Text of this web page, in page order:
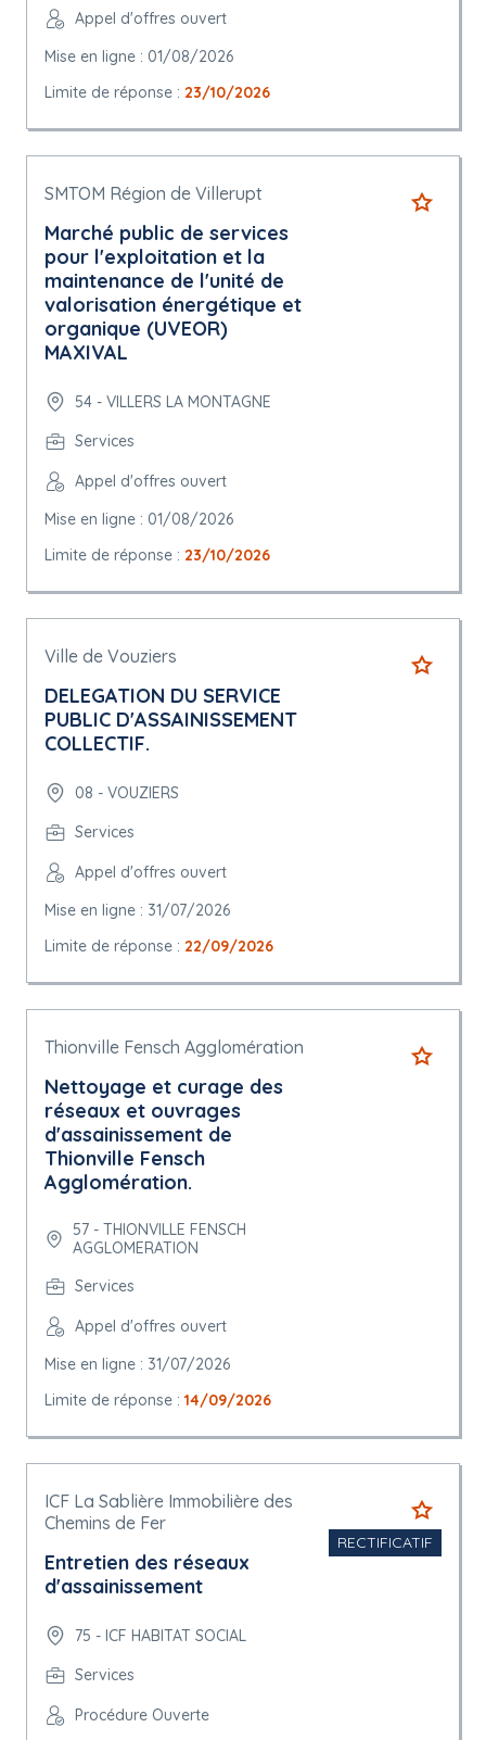
Appel d'offres ouvert
Mise en ligne : 01/08/2026
Limite de réponse : 23/10/2026
SMTOM Région de Villerupt
Marché public de services
pour l'exploitation et la
maintenance de l'unité de
valorisation énergétique et
organique (UVEOR)
MAXIVAL
54 - VILLERS LA MONTAGNE
Services
Appel d'offres ouvert
Mise en ligne : 01/08/2026
Limite de réponse : 23/10/2026
Ville de Vouziers
DELEGATION DU SERVICE
PUBLIC D'ASSAINISSEMENT
COLLECTIF.
08 - VOUZIERS
Services
Appel d'offres ouvert
Mise en ligne : 31/07/2026
Limite de réponse : 22/09/2026
Thionville Fensch Agglomération
Nettoyage et curage des
réseaux et ouvrages
d'assainissement de
Thionville Fensch
Agglomération.
57 - THIONVILLE FENSCH
AGGLOMERATION
Services
Appel d'offres ouvert
Mise en ligne : 31/07/2026
Limite de réponse : 14/09/2026
ICF La Sablière Immobilière des
Chemins de Fer
Entretien des réseaux
d'assainissement
75 - ICF HABITAT SOCIAL
Services
Procédure Ouverte
RECTIFICATIF